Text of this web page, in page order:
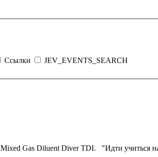
Ссылки
JEV_EVENTS_SEARCH
Mixed Gas Diluent Diver TDI. "Идти учиться